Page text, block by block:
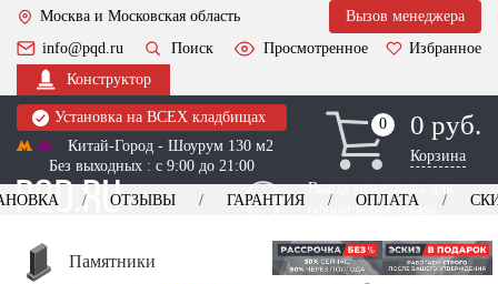
Москва и Московская область
Вызов менеджера
info@pqd.ru
Поиск Просмотренное
Избранное
Конструктор
Установка на ВСЕХ кладбищах
Китай-Город - Шоурум 130 м2
Без выходных : с 9:00 до 21:00
0
0 0 руб.
Корзина
Выезд менеджера для
оформления заказа
+7 (495) 518-44-23
ОТЗЫВЫ ГАРАНТИЯ ОПЛАТА
Памятники